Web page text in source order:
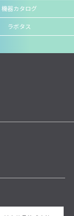
機器カタログ
ラボタス